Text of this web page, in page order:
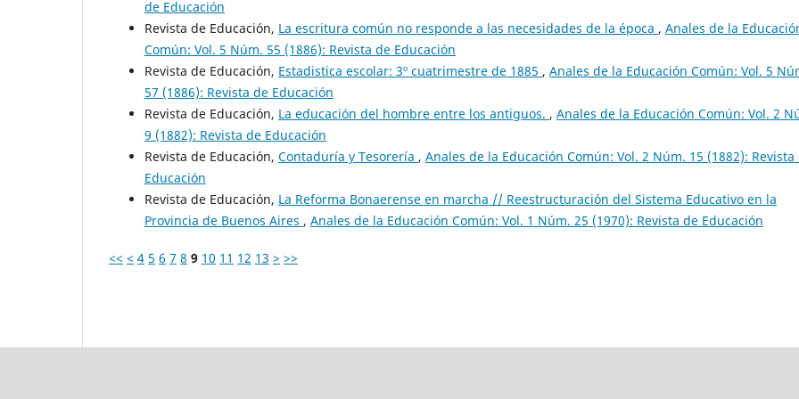
de Educación
Revista de Educación, La escritura común no responde a las necesidades de la época , Anales de la
Común: Vol. 5 Núm. 55 (1886): Revista de Educación
Revista de Educación, Estadistica escolar: 3º cuatrimestre de 1885 , Anales de la Educación Común: Vol. 5
57 (1886): Revista de Educación
Revista de Educación, La educación del hombre entre los antiguos. , Anales de la Educación Común: Vol. 2
9 (1882): Revista de Educación
Revista de Educación, Contaduría y Tesorería , Anales de la Educación Común: Vol. 2 Núm. 15 (1882): Revista
Educación
Revista de Educación, La Reforma Bonaerense en marcha // Reestructuración del Sistema Educativo en la
Provincia de Buenos Aires , Anales de la Educación Común: Vol. 1 Núm. 25 (1970): Revista de Educación
<< < 4 5 6 7 8 9 10 11 12 13 > >>